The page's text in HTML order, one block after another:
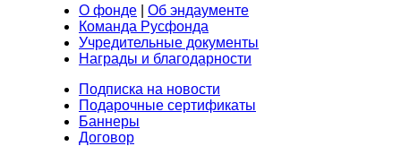
О фонде
Об эндаументе
Команда Русфонда
Учредительные документы
Награды и благодарности
Подписка на новости
Подарочные сертификаты
Баннеры
Договор